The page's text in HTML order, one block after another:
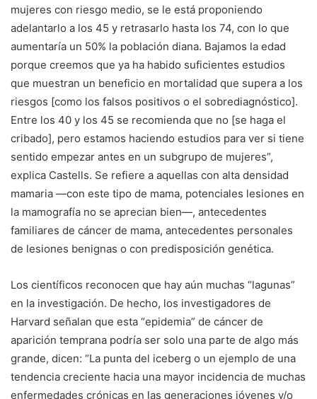
mujeres con riesgo medio, se le está proponiendo
adelantarlo a los 45 y retrasarlo hasta los 74, con lo que
aumentaría un 50% la población diana. Bajamos la edad
porque creemos que ya ha habido suficientes estudios
que muestran un beneficio en mortalidad que supera a los
riesgos [como los falsos positivos o el sobrediagnóstico].
Entre los 40 y los 45 se recomienda que no [se haga el
cribado], pero estamos haciendo estudios para ver si tiene
sentido empezar antes en un subgrupo de mujeres”,
explica Castells. Se refiere a aquellas con alta densidad
mamaria —con este tipo de mama, potenciales lesiones en
la mamografía no se aprecian bien—, antecedentes
familiares de cáncer de mama, antecedentes personales
de lesiones benignas o con predisposición genética.
Los científicos reconocen que hay aún muchas “lagunas”
en la investigación. De hecho, los investigadores de
Harvard señalan que esta “epidemia” de cáncer de
aparición temprana podría ser solo una parte de algo más
grande, dicen: “La punta del iceberg o un ejemplo de una
tendencia creciente hacia una mayor incidencia de muchas
enfermedades crónicas en las generaciones jóvenes y/o